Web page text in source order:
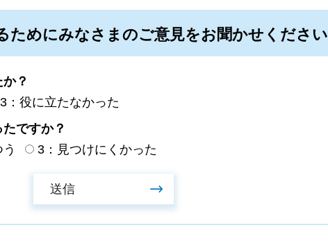
ためにみなさまのご意見をお聞かせください
？
3：役に立たなかった
ですか？
3：見つけにくかった